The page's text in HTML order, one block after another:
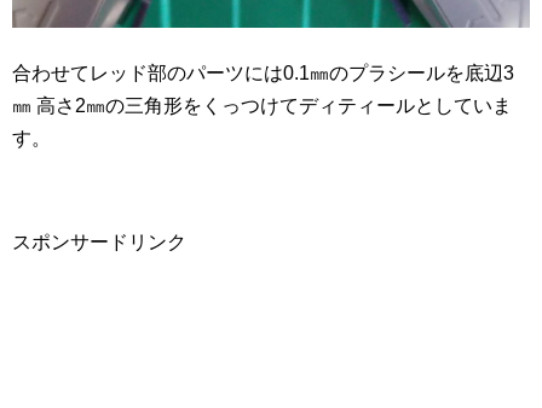
合わせてレッド部のパーツには0.1㎜のプラシールを底辺3
㎜ 高さ2㎜の三角形をくっつけてディティールとしていま
す。
スポンサードリンク